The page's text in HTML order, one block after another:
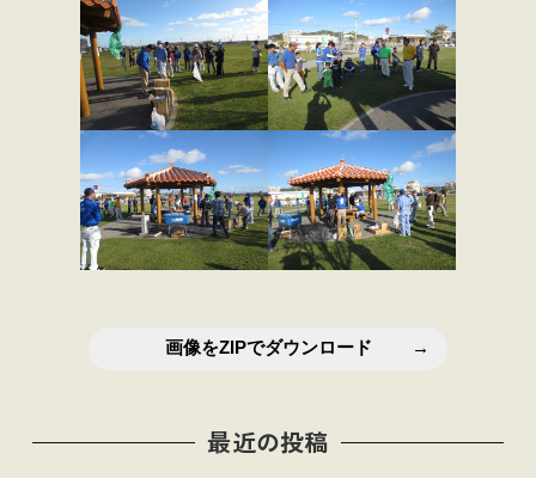
画像をZIPでダウンロード
最近の投稿